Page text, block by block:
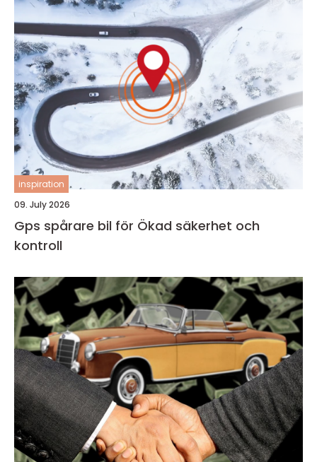
inspiration
09. July 2026
Gps spårare bil för Ökad säkerhet och
kontroll